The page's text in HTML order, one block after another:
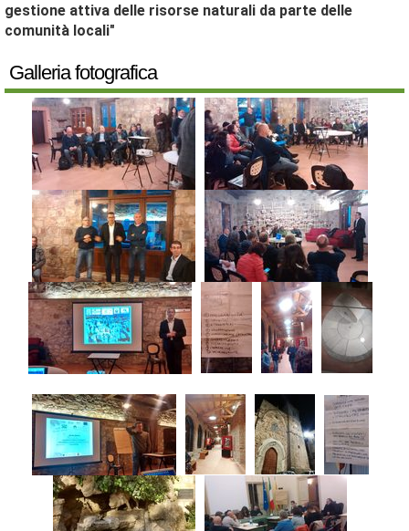
gestione attiva delle risorse naturali da parte delle
comunità locali"
Galleria fotografica